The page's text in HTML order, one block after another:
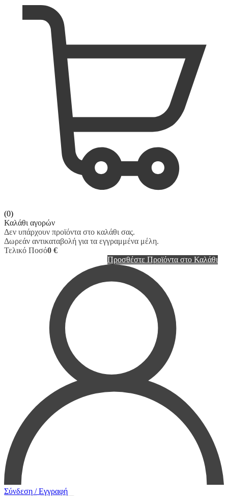
(0)
Καλάθι αγορών
Δεν υπάρχουν προϊόντα στο καλάθι σας.
Δωρεάν αντικαταβολή για τα εγγραμμένα μέλη.
Τελικό Ποσό0 €
Προσθέστε Προϊόντα στο Καλάθι
Σύνδεση / Εγγραφή